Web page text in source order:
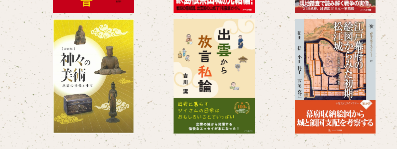
神々の美術-出雲の神像と神
宝
¥1,100
出雲から放言私論
¥1,760
山陰文化ライブラリー19 江戸
幕府の絵図から見た初期松江
城 -国絵図・城絵図・日本総
図
¥1,320